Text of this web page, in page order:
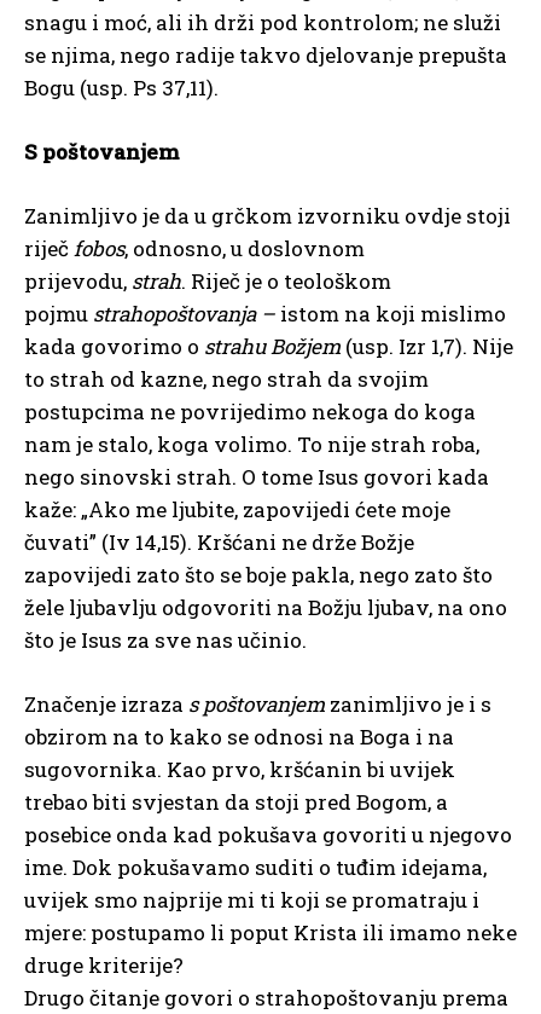
snagu i moć, ali ih drži pod kontrolom; ne služi
se njima, nego radije takvo djelovanje prepušta
Bogu (usp. Ps 37,11).
S poštovanjem
Zanimljivo je da u grčkom izvorniku ovdje stoji
riječfobos, odnosno, u doslovnom
prijevodu, strah. Riječ je o teološkom
pojmu strahopoštovanja – istom na koji mislimo
kada govorimo o strahu Božjem (usp. Izr 1,7). Nije
to strah od kazne, nego strah da svojim
postupcima ne povrijedimo nekoga do koga
nam je stalo, koga volimo. To nije strah roba,
nego sinovski strah. O tome Isus govori kada
kaže: „Ako me ljubite, zapovijedi ćete moje
čuvati” (Iv 14,15). Kršćani ne drže Božje
zapovijedi zato što se boje pakla, nego zato što
žele ljubavlju odgovoriti na Božju ljubav, na ono
što je Isus za sve nas učinio.
Značenje izraza s poštovanjem zanimljivo je i s
obzirom na to kako se odnosi na Boga i na
sugovornika. Kao prvo, kršćanin bi uvijek
trebao biti svjestan da stoji pred Bogom, a
posebice onda kad pokušava govoriti u njegovo
ime. Dok pokušavamo suditi o tuđim idejama,
uvijek smo najprije mi ti koji se promatraju i
mjere: postupamo li poput Krista ili imamo neke
druge kriterije?
Drugo čitanje govori o strahopoštovanju prema